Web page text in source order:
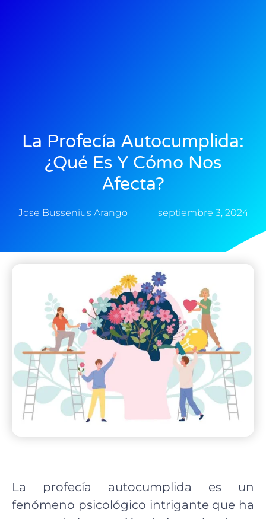
La Profecía Autocumplida:
¿Qué Es Y Cómo Nos
Afecta?
Jose Bussenius Arango septiembre 3, 2024
La profecía autocumplida es un
fenómeno psicológico intrigante que ha